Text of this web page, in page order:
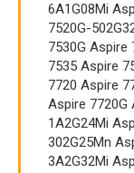
6A1G08Mi
7520G-
7530G Aspire
7535 Aspire
7720 Aspire
Aspire 7720G
1A2G24Mi
302G25Mn
3A2G32Mi